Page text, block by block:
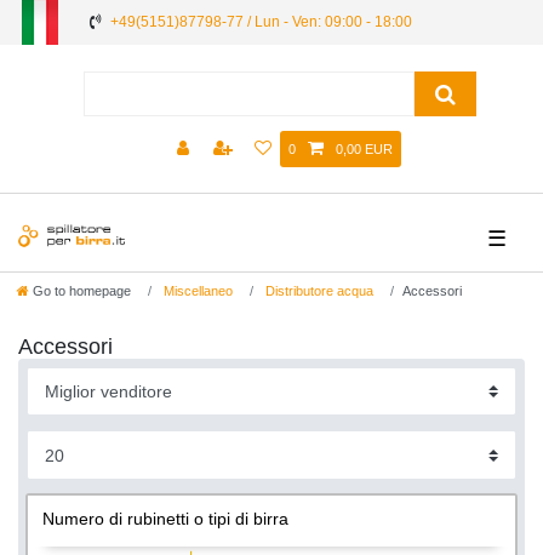
+49(5151)87798-77 / Lun - Ven: 09:00 - 18:00
0 0,00 EUR
☰
Go to homepage Miscellaneo Distributore acqua Accessori
Accessori
Numero di rubinetti o tipi di birra